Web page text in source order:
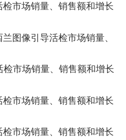
市场销量、销售额和增长
图像引导活检市场销量、
市场销量、销售额和增长
市场销量、销售额和增长
市场销量、销售额和增长